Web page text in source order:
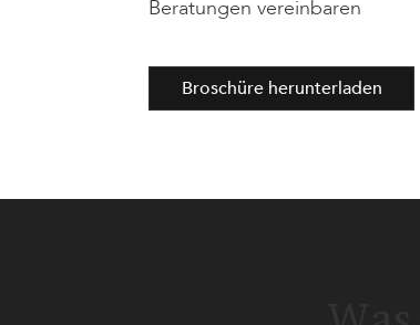
Beratungen vereinbaren
Broschüre herunterladen